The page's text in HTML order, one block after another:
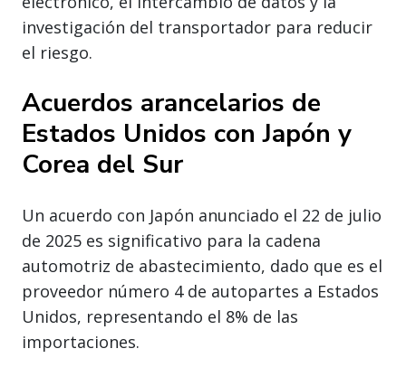
investigación del transportador para reducir
el riesgo.
Acuerdos arancelarios de
Estados Unidos con Japón y
Corea del Sur
Un acuerdo con Japón anunciado el 22 de julio
de 2025 es significativo para la cadena
automotriz de abastecimiento, dado que es el
proveedor número 4 de autopartes a Estados
Unidos, representando el 8% de las
importaciones.